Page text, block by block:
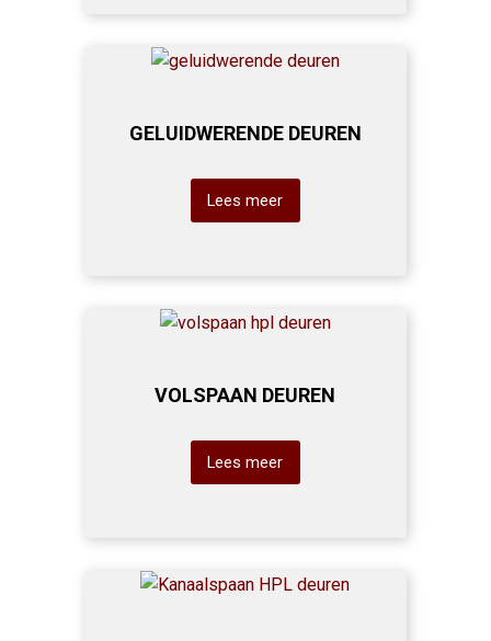
GELUIDWERENDE DEUREN
Lees meer
VOLSPAAN DEUREN
Lees meer